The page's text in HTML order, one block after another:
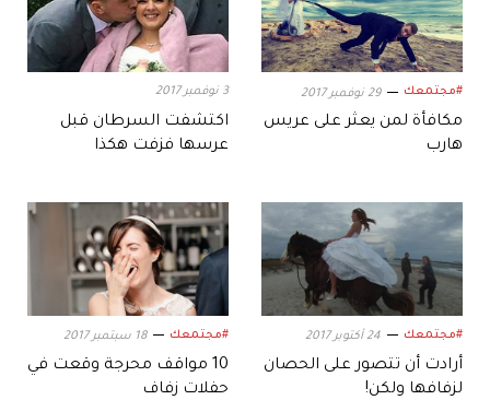
#مجتمعك 29 نوفمبر 2017
مكافأة لمن يعثر على عريس
هارب
3 نوفمبر 2017
اكتشفت السرطان قبل
عرسها فزفت هكذا
#مجتمعك 24 أكتوبر 2017
أرادت أن تتصور على الحصان
لزفافها ولكن!
#مجتمعك 18 سبتمبر 2017
10 مواقف محرجة وقعت في
حفلات زفاف